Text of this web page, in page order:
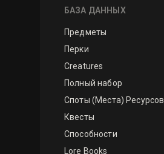
БАЗА ДАННЫХ
Предметы
Перки
Creatures
Полный набор
Споты (Места) Ресурсов
Квесты
Способности
Lore Books